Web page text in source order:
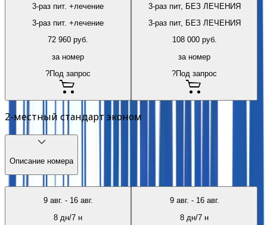
3-раз пит. +лечение
3-раз пит. +лечение
72 960 руб.
за номер
?Под запрос
3-раз пит, БЕЗ ЛЕЧЕНИЯ
3-раз пит, БЕЗ ЛЕЧЕНИЯ
108 000 руб.
за номер
?Под запрос
2-местный стандарт эконом
Описание номера
9 авг. - 16 авг.
8 дн/7 н
9 авг. - 16 авг.
8 дн/7 н